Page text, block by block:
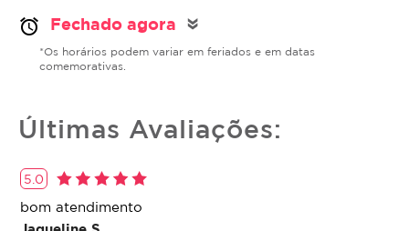
alarm Fechado agora double_arrow
*Os horários podem variar em feriados e em datas
comemorativas.
Últimas Avaliações:
5.0
bom atendimento